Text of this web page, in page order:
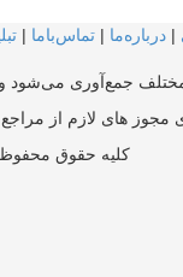
| درباره‌ما | تماس‌با‌ما |
مختلف جمع‌آوری می‌شود
مجوز های لازم از
کلیه حقوق